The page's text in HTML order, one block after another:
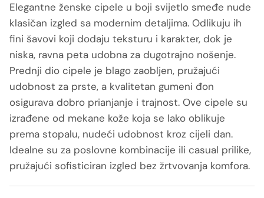
Elegantne ženske cipele u boji svijetlo smeđe nude
klasičan izgled sa modernim detaljima. Odlikuju ih
fini šavovi koji dodaju teksturu i karakter, dok je
niska, ravna peta udobna za dugotrajno nošenje.
Prednji dio cipele je blago zaobljen, pružajući
udobnost za prste, a kvalitetan gumeni đon
osigurava dobro prianjanje i trajnost. Ove cipele su
izrađene od mekane kože koja se lako oblikuje
prema stopalu, nudeći udobnost kroz cijeli dan.
Idealne su za poslovne kombinacije ili casual prilike,
pružajući sofisticiran izgled bez žrtvovanja komfora.